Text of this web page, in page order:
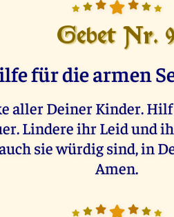
Gebet Nr.
für die armen
aller Deiner Kinder.
Lindere ihr Leid und
sie würdig sind, in
Amen.